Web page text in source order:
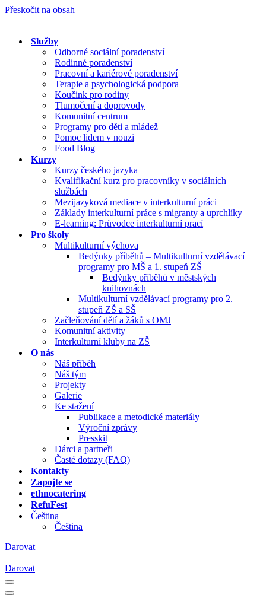
Přeskočit na obsah
Služby
Odborné sociální poradenství
Rodinné poradenství
Pracovní a kariérové poradenství
Terapie a psychologická podpora
Koučink pro rodiny
Tlumočení a doprovody
Komunitní centrum
Programy pro děti a mládež
Pomoc lidem v nouzi
Food Blog
Kurzy
Kurzy českého jazyka
Kvalifikační kurz pro pracovníky v sociálních
službách
Mezijazyková mediace v interkulturní práci
Základy interkulturní práce s migranty a uprchlíky
E-learning: Průvodce interkulturní prací
Pro školy
Multikulturní výchova
Bedýnky příběhů – Multikulturní vzdělávací
programy pro MŠ a 1. stupeň ZŠ
Bedýnky příběhů v městských
knihovnách
Multikulturní vzdělávací programy pro 2.
stupeň ZŠ a SŠ
Začleňování dětí a žáků s OMJ
Komunitní aktivity
Interkulturní kluby na ZŠ
O nás
Náš příběh
Náš tým
Projekty
Galerie
Ke stažení
Publikace a metodické materiály
Výroční zprávy
Presskit
Dárci a partneři
Časté dotazy (FAQ)
Kontakty
Zapojte se
ethnocatering
RefuFest
Čeština
Čeština
Darovat
Darovat
Navigační
menu
Navigační